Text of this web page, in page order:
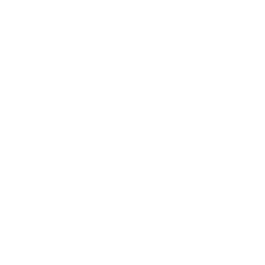
Financieras Interbancarias Mundiales"), una red
por letras y números. El BIC es necesario para
casos, optan tener un código SWIFT específico para
XXX, se refiere a la sede bancaria central. Si no, se
la cuenta de su destinatario y anular el pago.
y pedir que se anule la transferencia.